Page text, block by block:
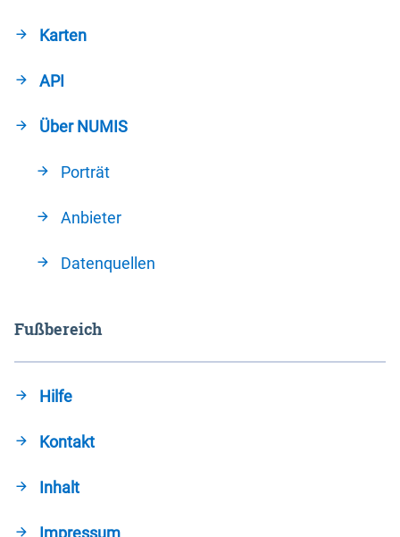
Karten
API
Über NUMIS
Porträt
Anbieter
Datenquellen
Fußbereich
Hilfe
Kontakt
Inhalt
Impressum